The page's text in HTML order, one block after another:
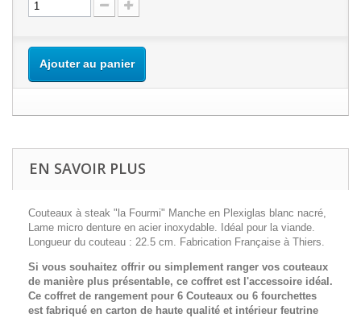
Ajouter au panier
EN SAVOIR PLUS
Couteaux à steak "la Fourmi" Manche en Plexiglas blanc nacré,
Lame micro denture en acier inoxydable. Idéal pour la viande.
Longueur du couteau : 22.5 cm. Fabrication Française à Thiers.
Si vous souhaitez offrir ou simplement ranger vos couteaux
de manière plus présentable, ce coffret est l'accessoire idéal.
Ce coffret de rangement pour 6 Couteaux ou 6 fourchettes
est fabriqué en carton de haute qualité et intérieur feutrine